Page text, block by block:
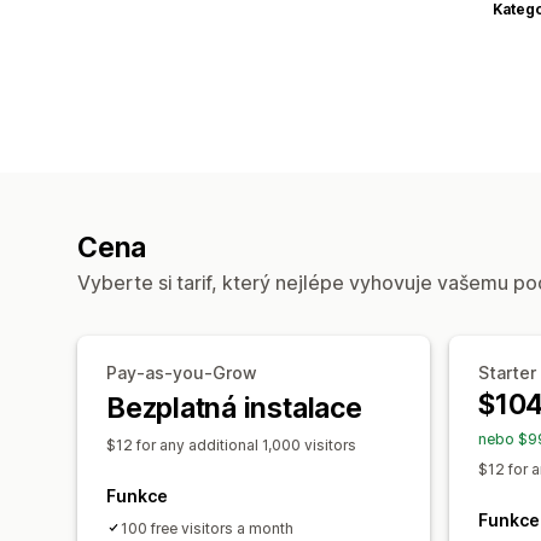
Cena
Vyberte si tarif, který nejlépe vyhovuje vašemu
Pay-as-you-Grow
Bezplatná instalace
$12 for any additional 1,000 visitors
Funkce
100 free visitors a month
Starter
nebo
$12 for
Funkce